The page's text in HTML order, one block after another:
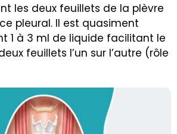
les deux feuillets de la plèvre
pleural. Il est quasiment
1 à 3 ml de liquide facilitant le
feuillets l’un sur l’autre (rôle